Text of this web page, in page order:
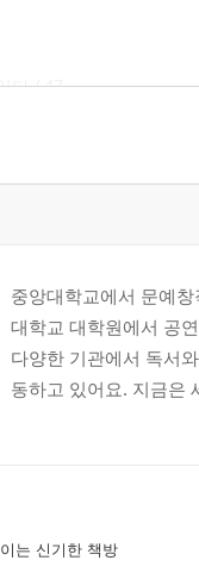
다 / 47
48
고 있다 53
모색한다 62
돌아본다 79
이야기를 들어본다 87
나누어야 하는 것은 아
중앙대학교에서 문예
대학교 대학원에서 공
다양한 기관에서 독서
동하고 있어요. 지금은
는 신기한 책방